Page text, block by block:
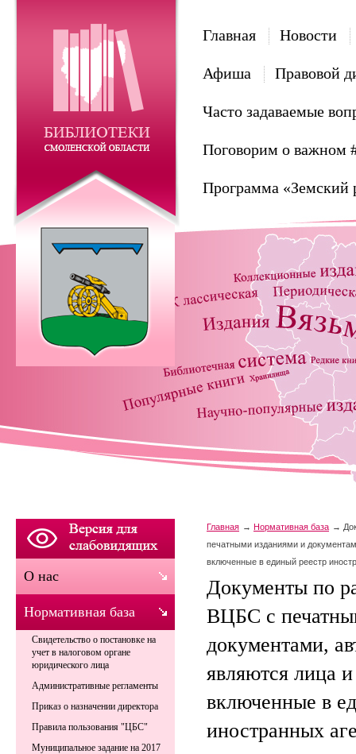
Главная Новости
Афиша Правовой
Часто задаваемые
Поговорим о важном
Программа «Земский
Главная Нормативная база
печатными изданиями и
включенные в единый реестр
Документы по
ВЦБС с
документами,
являются лица
включенные в
иностранных
О нас
Нормативная база
Свидетельство о постановке на
учет в налоговом органе
юридического лица
Административные регламенты
Приказ о назначении директора
Правила пользования "ЦБС"
Муниципальное задание на 2017